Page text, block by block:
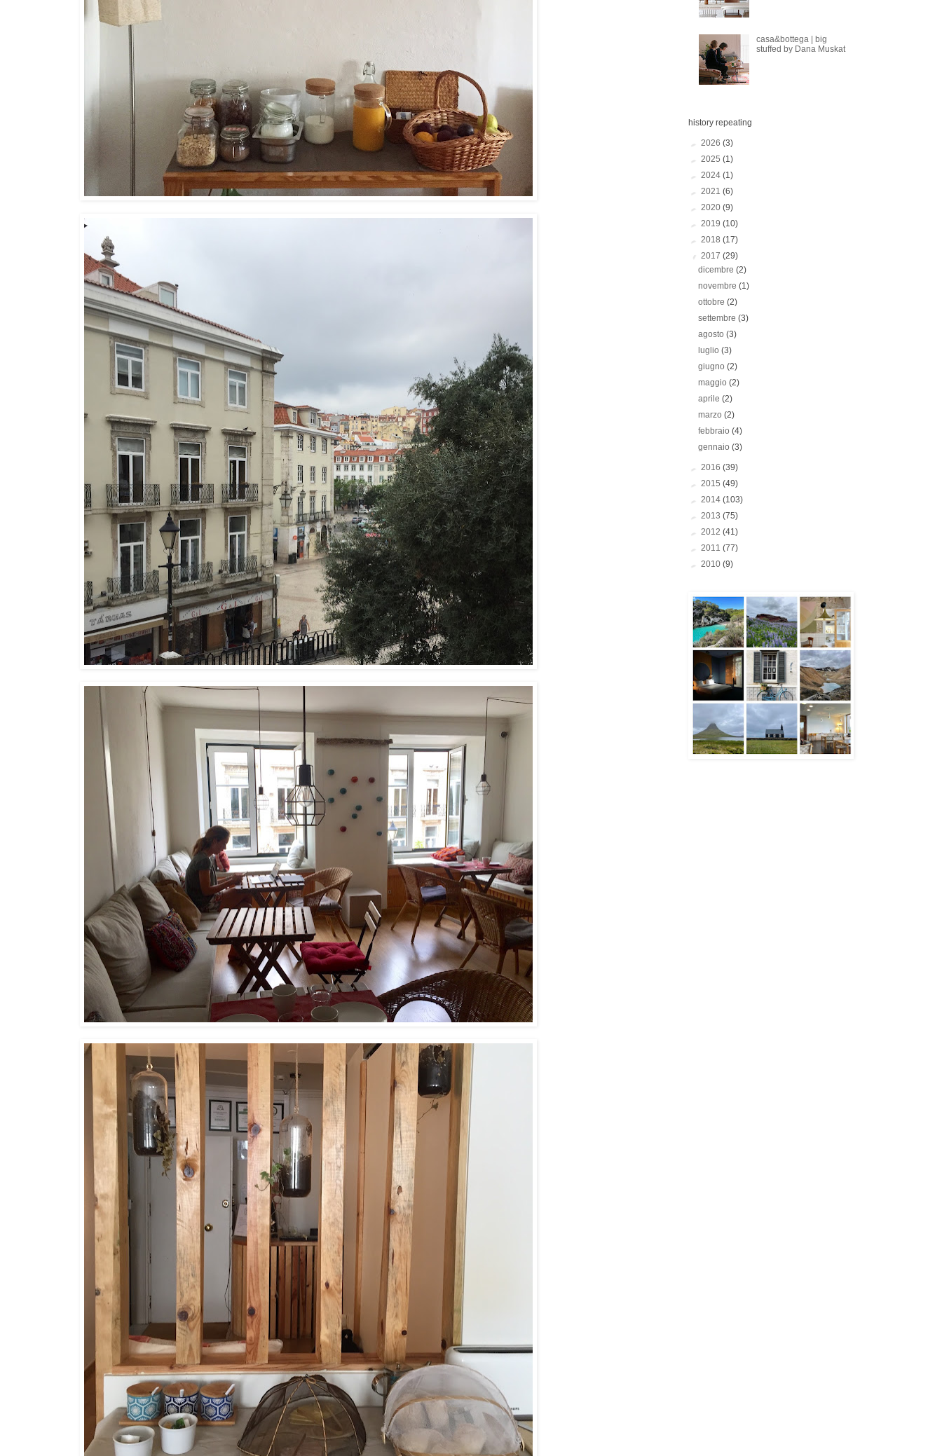
casa&bottega | big
stuffed by Dana Muskat
history repeating
► 2026 (3)
► 2025 (1)
► 2024 (1)
► 2021 (6)
► 2020 (9)
► 2019 (10)
► 2018 (17)
▼ 2017 (29)
dicembre(2)
novembre(1)
ottobre(2)
settembre(3)
agosto(3)
luglio(3)
giugno(2)
maggio(2)
aprile(2)
marzo(2)
febbraio(4)
gennaio(3)
► 2016 (39)
► 2015 (49)
► 2014 (103)
► 2013 (75)
► 2012 (41)
► 2011 (77)
► 2010 (9)